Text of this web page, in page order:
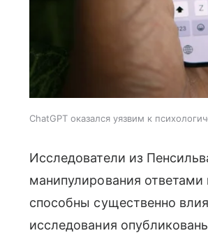
ChatGPT оказался уязвим к
Исследователи из
манипулирования
способны существенно
исследования